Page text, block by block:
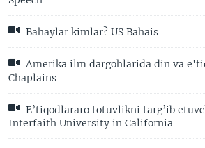
Bahaylar kimlar? US Bahais
Amerika ilm dargohlarida din va
Chaplains
E’tiqodlararo totuvlikni targ’ib
Interfaith University in California